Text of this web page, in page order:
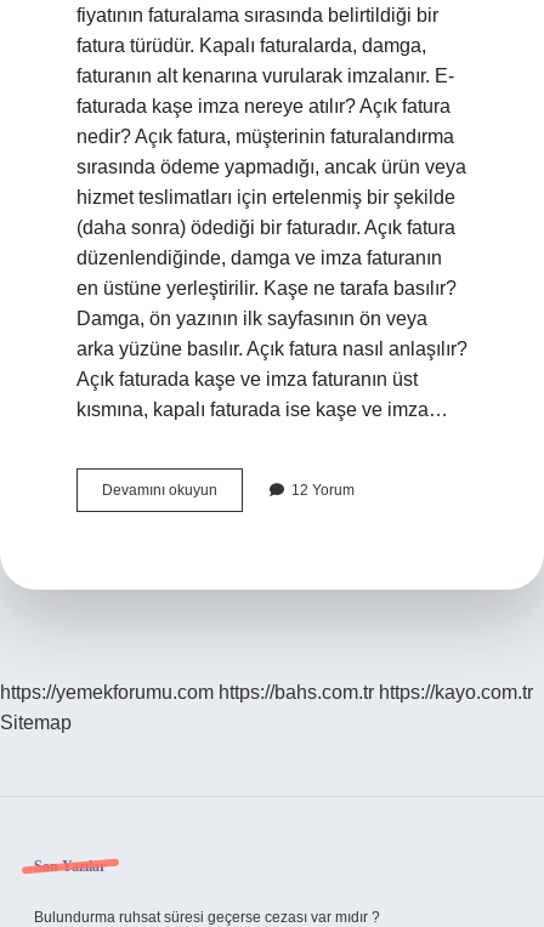
fiyatının faturalama sırasında belirtildiği bir
fatura türüdür. Kapalı faturalarda, damga,
faturanın alt kenarına vurularak imzalanır. E-
faturada kaşe imza nereye atılır? Açık fatura
nedir? Açık fatura, müşterinin faturalandırma
sırasında ödeme yapmadığı, ancak ürün veya
hizmet teslimatları için ertelenmiş bir şekilde
(daha sonra) ödediği bir faturadır. Açık fatura
düzenlendiğinde, damga ve imza faturanın
en üstüne yerleştirilir. Kaşe ne tarafa basılır?
Damga, ön yazının ilk sayfasının ön veya
arka yüzüne basılır. Açık fatura nasıl anlaşılır?
Açık faturada kaşe ve imza faturanın üst
kısmına, kapalı faturada ise kaşe ve imza…
Devamını okuyun
Fatura
12 Yorum
https://yemekforumu.com https://bahs.com.tr https://kayo.com.tr
Sitemap
Sidebar
Son Yazılar
Bulundurma ruhsat süresi geçerse cezası var mıdır ?